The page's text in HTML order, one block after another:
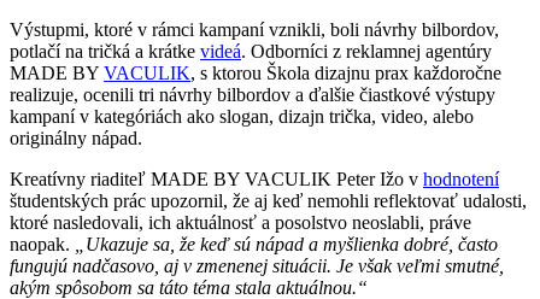
Výstupmi, ktoré v rámci kampaní vznikli, boli návrhy bilbordov,
potlačí na tričká a krátke videá. Odborníci z reklamnej agentúry
MADE BY VACULIK, s ktorou Škola dizajnu prax každoročne
realizuje, ocenili tri návrhy bilbordov a ďalšie čiastkové výstupy
kampaní v kategóriách ako slogan, dizajn trička, video, alebo
originálny nápad.
Kreatívny riaditeľ MADE BY VACULIK Peter Ižo v hodnotení
študentských prác upozornil, že aj keď nemohli reflektovať udalosti,
ktoré nasledovali, ich aktuálnosť a posolstvo neoslabli, práve
naopak.
„Ukazuje sa, že keď sú nápad a myšlienka dobré, často
fungujú nadčasovo, aj v zmenenej situácii. Je však veľmi smutné,
akým spôsobom sa táto téma stala aktuálnou.“